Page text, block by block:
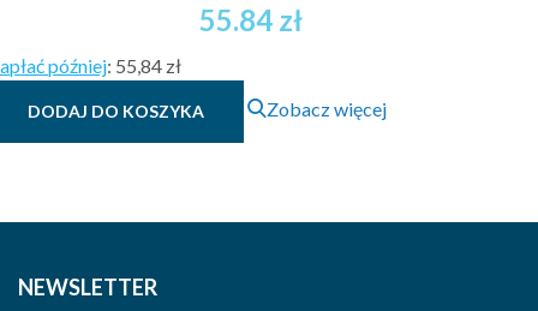
55.84 zł
później: 55,84 zł
DODAJ DO KOSZYKA Zobacz więcej
NEWSLETTER